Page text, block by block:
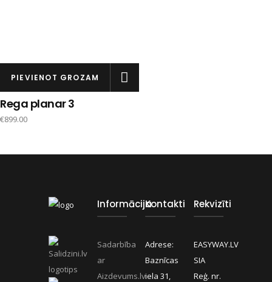
PIEVIENOT GROZAM
Rega planar 3
€899.00
Informācija
Sadarbība
ar
Aizdevums.lv
Kontakti
Adrese:
Baznīcas
iela 31,
Rekvizīti
EASYWAY.LV
SIA
Reģ. nr.